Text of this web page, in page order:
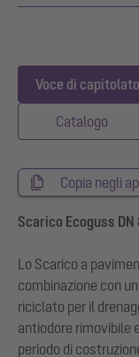
Voce di capitolato
Catalogo
Copia negli
Scarico Ecoguss
Lo Scarico a
combinazione con
riciclato per il
antiodore rimovibile
periodo di